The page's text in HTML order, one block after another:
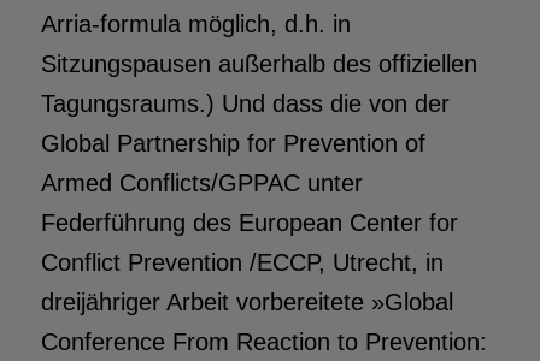
Arria-formula möglich, d.h. in
Sitzungspausen außerhalb des offiziellen
Tagungsraums.) Und dass die von der
Global Partnership for Prevention of
Armed Conflicts/GPPAC unter
Federführung des European Center for
Conflict Prevention /ECCP, Utrecht, in
dreijähriger Arbeit vorbereitete »Global
Conference From Reaction to Prevention: